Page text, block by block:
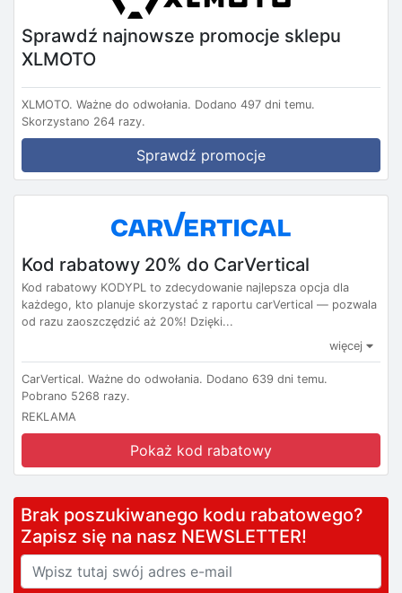
Sprawdź najnowsze promocje sklepu
XLMOTO
XLMOTO. Ważne do odwołania. Dodano 497 dni temu.
Skorzystano 264 razy.
Sprawdź promocje
Kod rabatowy 20% do CarVertical
Kod rabatowy KODYPL to zdecydowanie najlepsza opcja dla
każdego, kto planuje skorzystać z raportu carVertical — pozwala
od razu zaoszczędzić aż 20%! Dzięki...
więcej
CarVertical. Ważne do odwołania. Dodano 639 dni temu.
Pobrano 5268 razy.
REKLAMA
Pokaż kod rabatowy
Brak poszukiwanego kodu rabatowego?
Zapisz się na nasz NEWSLETTER!